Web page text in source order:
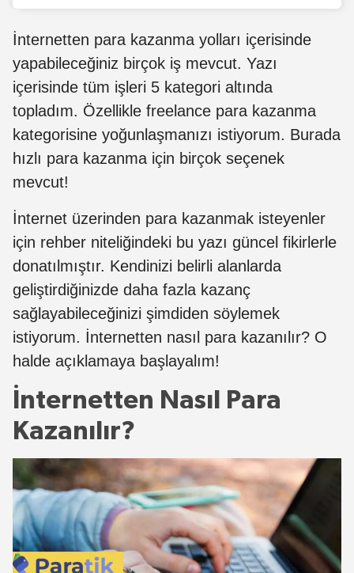
İnternetten para kazanma yolları içerisinde
yapabileceğiniz birçok iş mevcut. Yazı
içerisinde tüm işleri 5 kategori altında
topladım. Özellikle freelance para kazanma
kategorisine yoğunlaşmanızı istiyorum. Burada
hızlı para kazanma için birçok seçenek
mevcut!
İnternet üzerinden para kazanmak isteyenler
için rehber niteliğindeki bu yazı güncel fikirlerle
donatılmıştır. Kendinizi belirli alanlarda
geliştirdiğinizde daha fazla kazanç
sağlayabileceğinizi şimdiden söylemek
istiyorum. İnternetten nasıl para kazanılır? O
halde açıklamaya başlayalım!
İnternetten Nasıl Para
Kazanılır?